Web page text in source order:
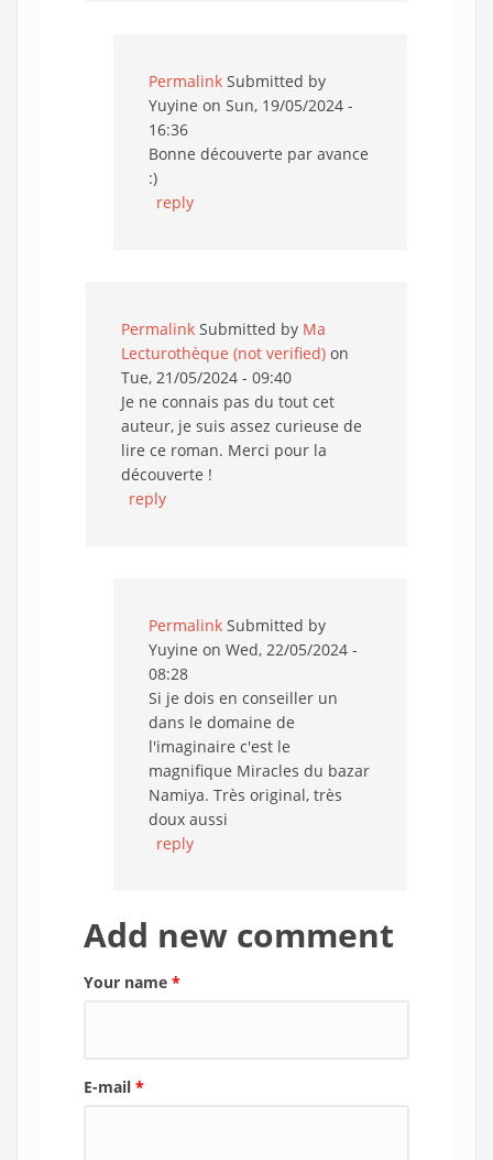
Permalink Submitted by
Yuyine on Sun, 19/05/2024 -
16:36
Bonne découverte par avance
:)
reply
Permalink Submitted by Ma
Lecturothèque (not verified) on
Tue, 21/05/2024 - 09:40
Je ne connais pas du tout cet
auteur, je suis assez curieuse de
lire ce roman. Merci pour la
découverte !
reply
Permalink Submitted by
Yuyine on Wed, 22/05/2024 -
08:28
Si je dois en conseiller un
dans le domaine de
l'imaginaire c'est le
magnifique Miracles du bazar
Namiya. Très original, très
doux aussi
reply
Add new comment
Your name *
E-mail *